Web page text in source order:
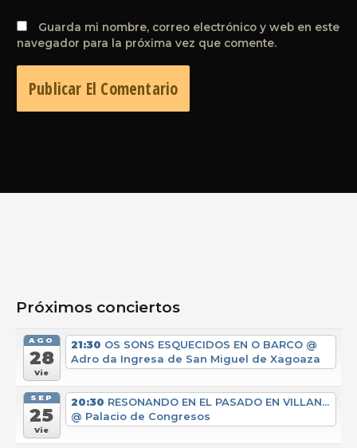
Guarda mi nombre, correo electrónico y web en este
navegador para la próxima vez que comente.
Próximos conciertos
AGO
28
Vie
21:30 OS SONS ESQUECIDOS EN O BARCO @
Adro da Ingresa de San Miguel de Xagoaza
SEP
25
Vie
20:30 RESONANDO EN EL PASADO EN VILLAN...
@ Palacio de Congresos